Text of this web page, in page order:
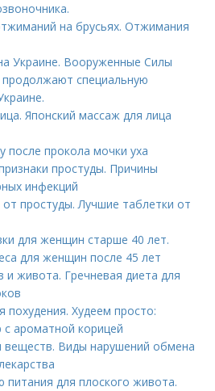
на брусьях. Отжимания
Украине. Вооруженные Силы
специальную
Японский массаж для лица
после прокола мочки уха
простуды. Причины
инфекций
простуды. Лучшие таблетки от
для женщин старше 40 лет.
для женщин после 45 лет
и живота. Гречневая диета для
похудения. Худеем просто:
ароматной корицей
веществ. Виды нарушений обмена
питания для плоского живота.